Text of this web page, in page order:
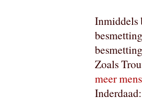
Inmiddels
Zoals
meer